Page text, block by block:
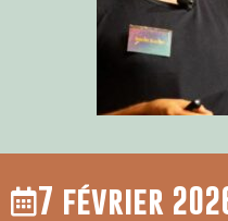
7 février